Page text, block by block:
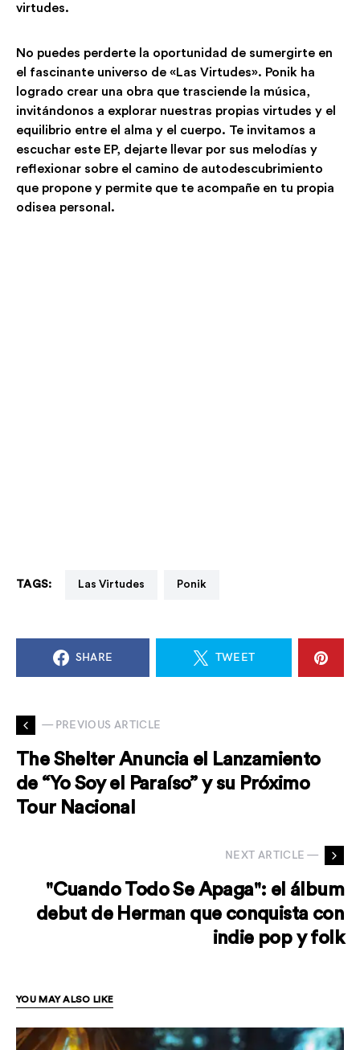
virtudes.
No puedes perderte la oportunidad de sumergirte en
el fascinante universo de «Las Virtudes». Ponik ha
logrado crear una obra que trasciende la música,
invitándonos a explorar nuestras propias virtudes y el
equilibrio entre el alma y el cuerpo. Te invitamos a
escuchar este EP, dejarte llevar por sus melodías y
reflexionar sobre el camino de autodescubrimiento
que propone y permite que te acompañe en tu propia
odisea personal.
TAGS: Las Virtudes Ponik
SHARE TWEET
— PREVIOUS ARTICLE
The Shelter Anuncia el Lanzamiento
de “Yo Soy el Paraíso” y su Próximo
Tour Nacional
NEXT ARTICLE —
"Cuando Todo Se Apaga": el álbum
debut de Herman que conquista con
indie pop y folk
YOU MAY ALSO LIKE